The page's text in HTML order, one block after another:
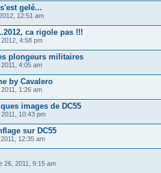
gelé...
12:51 am
ca rigole pas !!!
4:58 pm
plongeurs militaires
4:05 am
by Cavalero
1:26 am
images de DC55
10:43 pm
sur DC55
12:35 am
26, 2011, 9:15 am